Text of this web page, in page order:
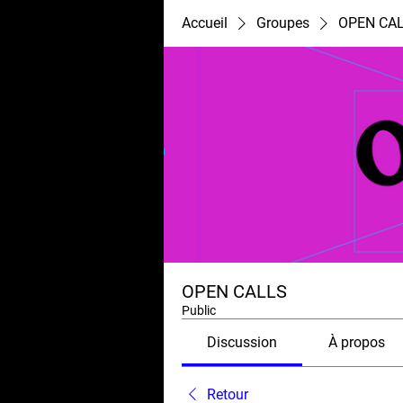
Accueil Groupes OPEN
OPEN CALLS
Public
Discussion À propos
Retour